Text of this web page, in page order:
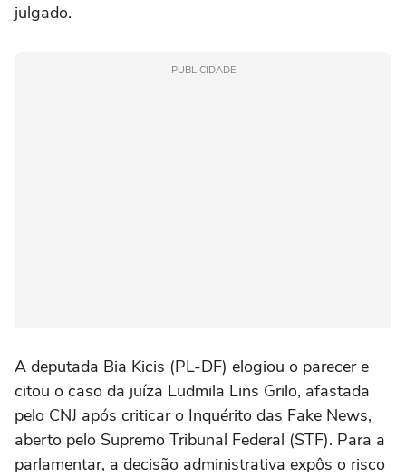
julgado.
PUBLICIDADE
A deputada Bia Kicis (PL-DF) elogiou o parecer e
citou o caso da juíza Ludmila Lins Grilo, afastada
pelo CNJ após criticar o Inquérito das Fake News,
aberto pelo Supremo Tribunal Federal (STF). Para a
parlamentar, a decisão administrativa expôs o risco